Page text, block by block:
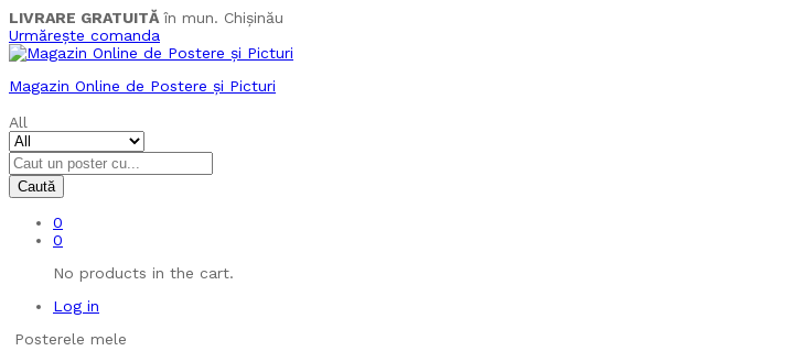
LIVRARE GRATUITĂ în mun. Chișinău
Urmărește comanda
Magazin Online de Postere și Picturi
All
Caută
0
0
No products in the cart.
Log in
Posterele mele